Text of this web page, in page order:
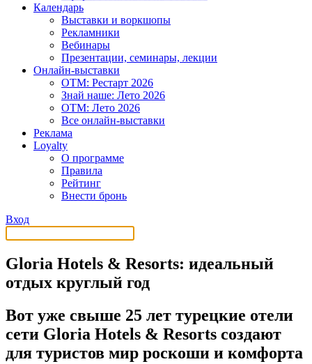
Календарь
Выставки и воркшопы
Рекламники
Вебинары
Презентации, семинары, лекции
Онлайн-выставки
OTM: Рестарт 2026
Знай наше: Лето 2026
OTM: Лето 2026
Все онлайн-выставки
Реклама
Loyalty
О программе
Правила
Рейтинг
Внести бронь
Вход
Gloria Hotels & Resorts: идеальный
отдых круглый год
Вот уже свыше 25 лет турецкие отели
сети Gloria Hotels & Resorts создают
для туристов мир роскоши и комфорта